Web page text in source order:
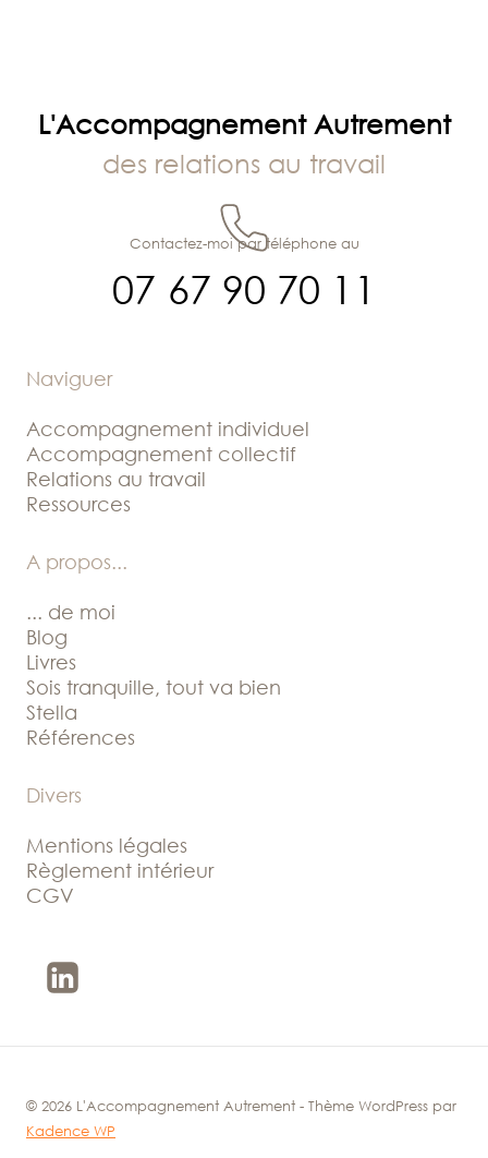
L'Accompagnement Autrement
des relations au travail
07 67 90 70 11
Contactez-moi par téléphone au
Naviguer
Accompagnement individuel
Accompagnement collectif
Relations au travail
Ressources
A propos...
... de moi
Blog
Livres
Sois tranquille, tout va bien
Stella
Références
Divers
Mentions légales
Règlement intérieur
CGV
© 2026 L'Accompagnement Autrement - Thème WordPress par
Kadence WP